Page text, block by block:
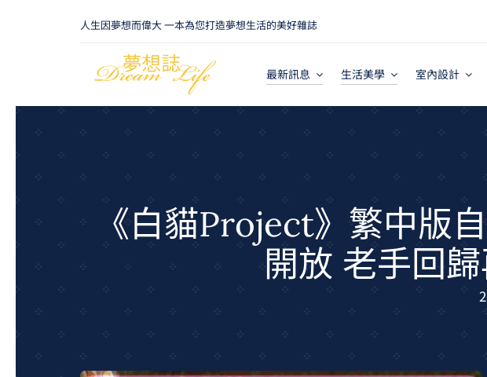
人生因夢想而偉大 一本為您打造夢想生活的美好雜誌
最新訊息 生活美學 室內設計
《白貓Project》繁中版
開放 老手回